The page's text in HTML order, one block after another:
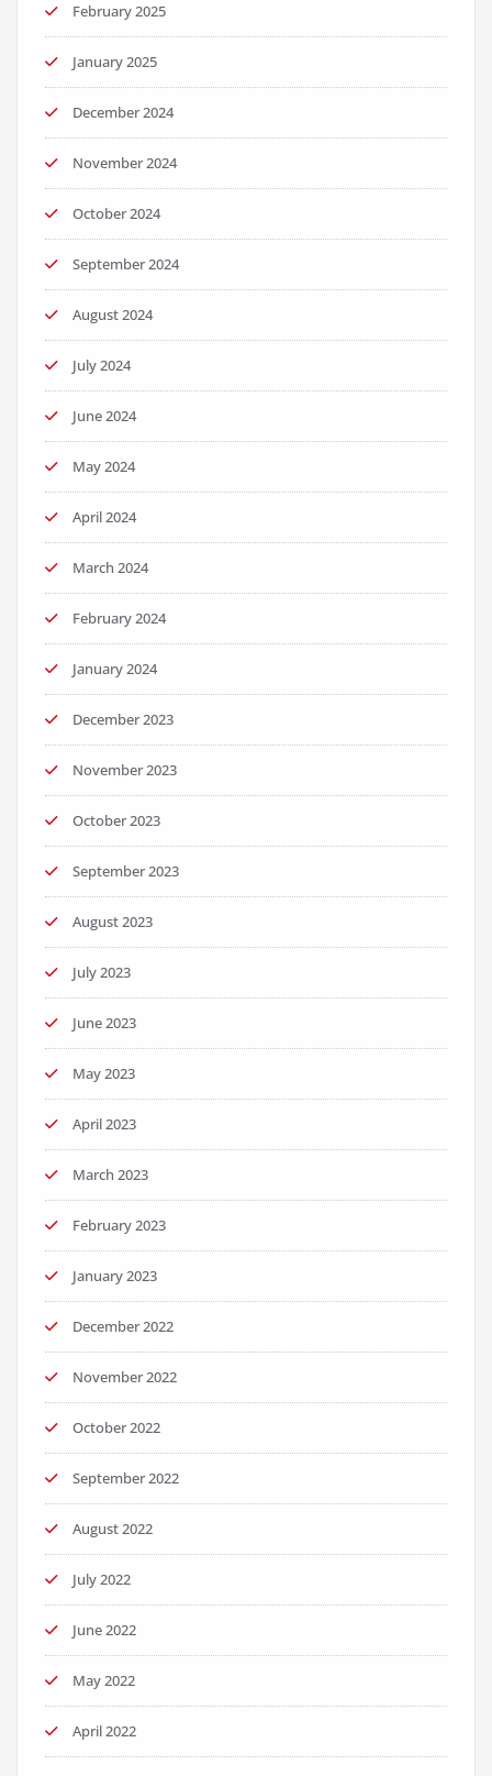
February 2025
January 2025
December 2024
November 2024
October 2024
September 2024
August 2024
July 2024
June 2024
May 2024
April 2024
March 2024
February 2024
January 2024
December 2023
November 2023
October 2023
September 2023
August 2023
July 2023
June 2023
May 2023
April 2023
March 2023
February 2023
January 2023
December 2022
November 2022
October 2022
September 2022
August 2022
July 2022
June 2022
May 2022
April 2022